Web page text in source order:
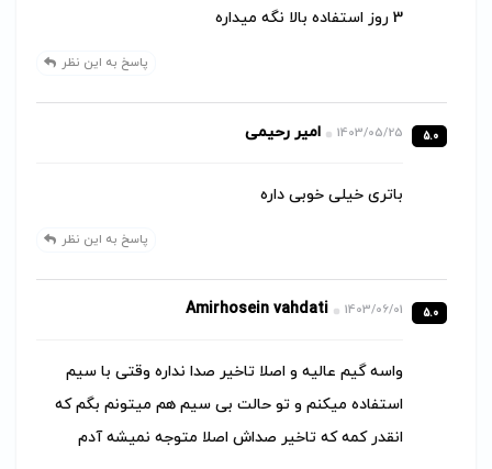
3 روز استفاده بالا نگه میداره
پاسخ به این نظر
5.0
1403/05/25 امیر رحیمی
باتری خیلی خوبی داره
پاسخ به این نظر
5.0
1403/06/01
Amirhosein vahdati
واسه گیم عالیه و اصلا تاخیر صدا نداره وقتی با سیم
استفاده میکنم و تو حالت بی سیم هم میتونم بگم که
انقدر کمه که تاخیر صداش اصلا متوجه نمیشه آدم